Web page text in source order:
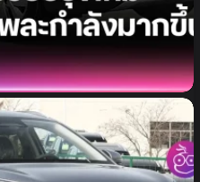
ะวิ่งได้ไกล 650 กม. ด้วย